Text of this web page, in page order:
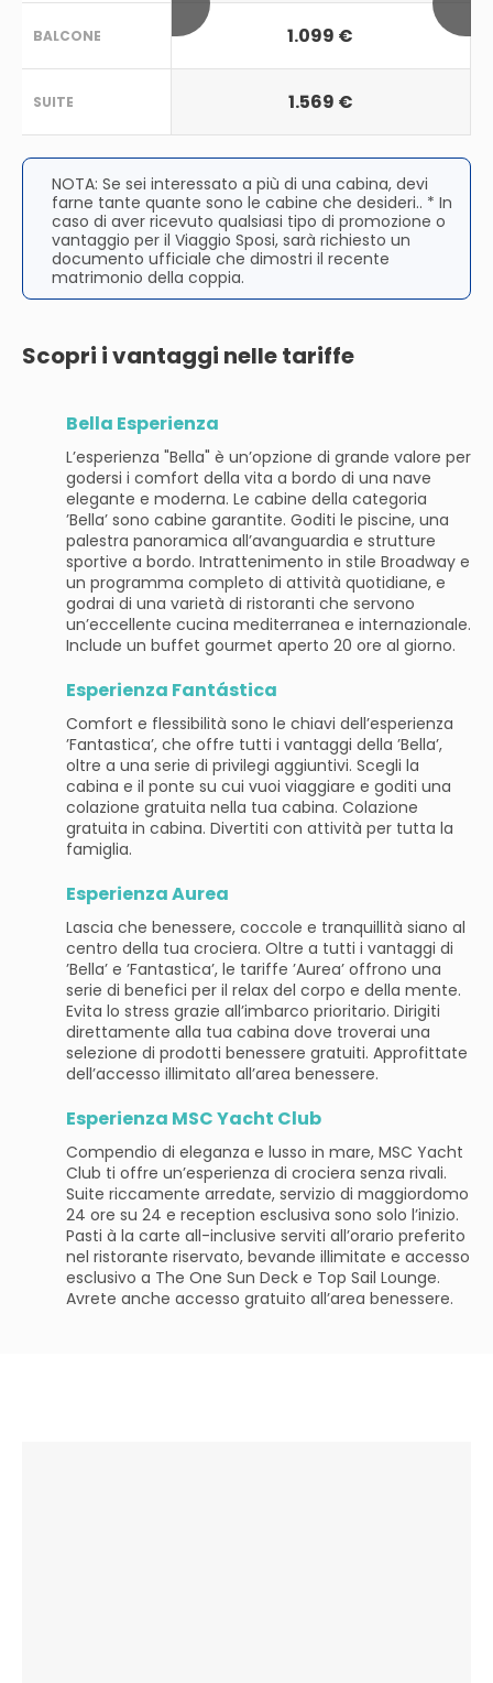
BALCONE
SUITE
1.099 €
1.569 €
NOTA: Se sei interessato a più di una cabina, devi
farne tante quante sono le cabine che desideri.. * In
caso di aver ricevuto qualsiasi tipo di promozione o
vantaggio per il Viaggio Sposi, sarà richiesto un
documento ufficiale che dimostri il recente
matrimonio della coppia.
Scopri i vantaggi nelle tariffe
Bella Esperienza
L’esperienza "Bella" è un’opzione di grande valore per
godersi i comfort della vita a bordo di una nave
elegante e moderna. Le cabine della categoria
’Bella’ sono cabine garantite. Goditi le piscine, una
palestra panoramica all’avanguardia e strutture
sportive a bordo. Intrattenimento in stile Broadway e
un programma completo di attività quotidiane, e
godrai di una varietà di ristoranti che servono
un’eccellente cucina mediterranea e internazionale.
Include un buffet gourmet aperto 20 ore al giorno.
Esperienza Fantástica
Comfort e flessibilità sono le chiavi dell’esperienza
’Fantastica’, che offre tutti i vantaggi della ’Bella’,
oltre a una serie di privilegi aggiuntivi. Scegli la
cabina e il ponte su cui vuoi viaggiare e goditi una
colazione gratuita nella tua cabina. Colazione
gratuita in cabina. Divertiti con attività per tutta la
famiglia.
Esperienza Aurea
Lascia che benessere, coccole e tranquillità siano al
centro della tua crociera. Oltre a tutti i vantaggi di
’Bella’ e ’Fantastica’, le tariffe ’Aurea’ offrono una
serie di benefici per il relax del corpo e della mente.
Evita lo stress grazie all’imbarco prioritario. Dirigiti
direttamente alla tua cabina dove troverai una
selezione di prodotti benessere gratuiti. Approfittate
dell’accesso illimitato all’area benessere.
Esperienza MSC Yacht Club
Compendio di eleganza e lusso in mare, MSC Yacht
Club ti offre un’esperienza di crociera senza rivali.
Suite riccamente arredate, servizio di maggiordomo
24 ore su 24 e reception esclusiva sono solo l’inizio.
Pasti à la carte all-inclusive serviti all’orario preferito
nel ristorante riservato, bevande illimitate e accesso
esclusivo a The One Sun Deck e Top Sail Lounge.
Avrete anche accesso gratuito all’area benessere.